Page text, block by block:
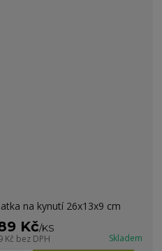
na kynutí 26x13x9 cm
Kč/KS
Kč bez DPH Skladem